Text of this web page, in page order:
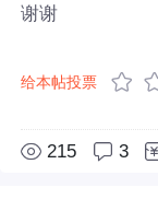
谢谢
给本帖投票
215 3